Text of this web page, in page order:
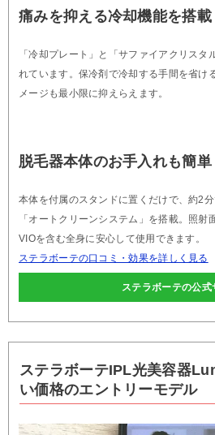
痛みを抑える冷却機能を搭載
「冷却プレート」と「サファイアクリスタ
れています。保冷剤で冷却する手間を省け
メージも最小限に抑えらえます。
脱毛器本体のお手入れも簡単
本体を付属のスタンドに置くだけで、約2
「オートクリーンシステム」を搭載。照射
VIOを含む全身に安心して使用できます。
ステラボーテの口コミ・効果を詳しく見る
ステラボーテの公式
ステラボーテIPL光美容器
い価格のエントリーモデル